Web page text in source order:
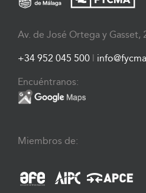
Av. de José Ortega y Gasset,
+34 952 045 500 |
Encuéntranos:
Miembros de: